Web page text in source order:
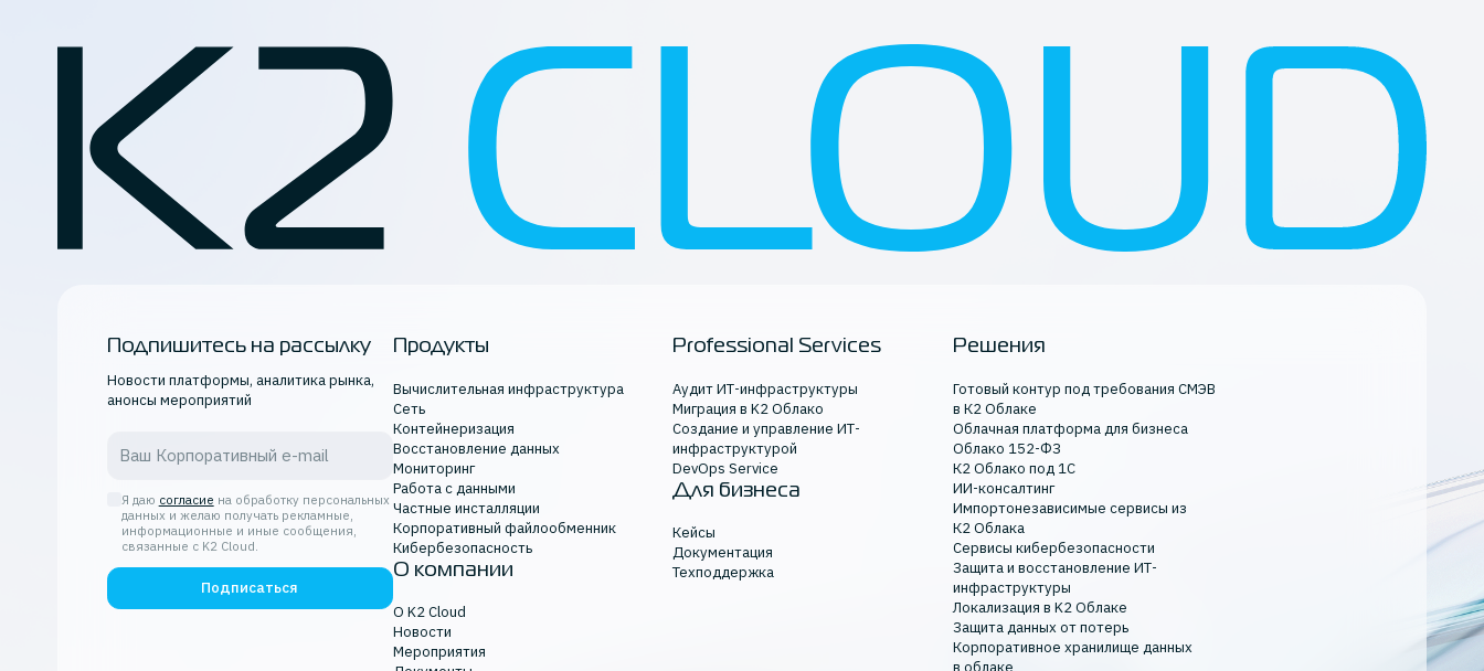
Подпишитесь на рассылку
Новости платформы, аналитика рынка,
анонсы мероприятий
Я даю согласие на обработку персональных
данных и желаю получать рекламные,
информационные и иные сообщения,
связанные с K2 Cloud.
Подписаться
Продукты
Вычислительная инфраструктура
Сеть
Контейнеризация
Восстановление данных
Мониторинг
Работа с данными
Частные инсталляции
Корпоративный файлообменник
Кибербезопасность
О компании
О K2 Cloud
Новости
Мероприятия
Professional Services
Аудит ИТ-инфраструктуры
Миграция в K2 Облако
Создание и управление ИТ-
инфраструктурой
DevOps Service
Для бизнеса
Кейсы
Документация
Техподдержка
Решения
Готовый контур под требования СМЭВ
в К2 Облаке
Облачная платформа для бизнеса
Облако 152-ФЗ
К2 Облако под 1С
ИИ-консалтинг
Импортонезависимые сервисы из
К2 Облака
Сервисы кибербезопасности
Защита и восстановление ИТ-
инфраструктуры
Локализация в K2 Облаке
Защита данных от потерь
Корпоративное хранилище данных
в облаке